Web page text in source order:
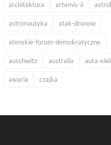
architektura artemis-ii
astronautyka atak-dronow
atenskie-forum-demokratyczne
auschwitz australia auta-
awaria czajka